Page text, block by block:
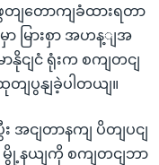
ျတောကျခံထားရတာ
မြားစှာ အဟန့ျအ
ငျငံ ရုံးက စကျတငျ
ျပွနျခဲ့ပါတယျ။
အငျတာနကျ ပိတျပငျ
မွို့နယျကို စကျတငျဘာ